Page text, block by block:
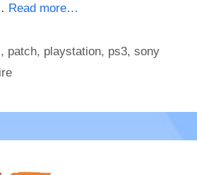
Read more…
, patch, playstation, ps3,sony